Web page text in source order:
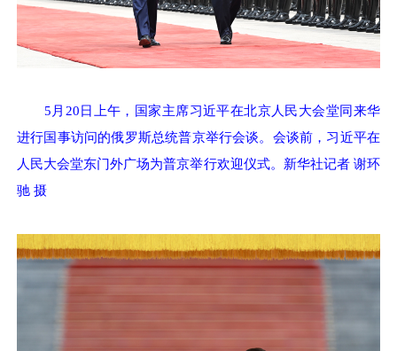
5月20日上午，国家主席习近平在北京人民大会堂同来华
进行国事访问的俄罗斯总统普京举行会谈。会谈前，习近平在
人民大会堂东门外广场为普京举行欢迎仪式。新华社记者 谢环
驰 摄